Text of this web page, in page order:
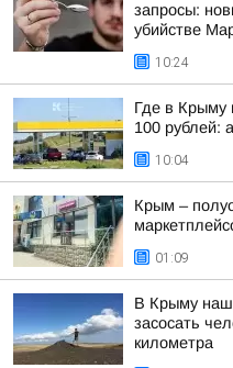
запросы:
убийстве
10:24
Где в Крыму
100 рублей:
10:04
Крым –
01:09
В Крыму
засосать
километра